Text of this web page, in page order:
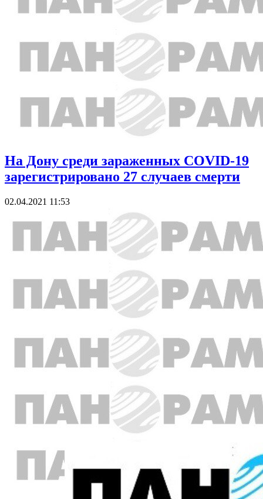
На Дону среди зараженных COVID-19
зарегистрировано 27 случаев смерти
02.04.2021 11:53